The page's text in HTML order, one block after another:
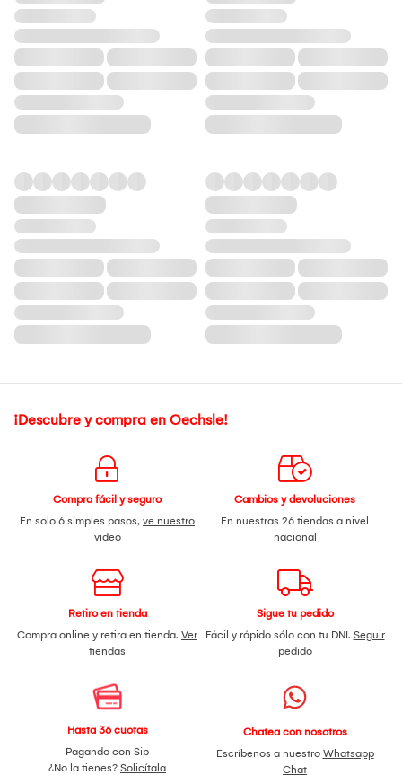
¡Descubre y compra en Oechsle!
Compra fácil y seguro
En solo 6 simples pasos, ve nuestro
video
Cambios y devoluciones
En nuestras 26 tiendas a nivel
nacional
Retiro en tienda
Compra online y retira en tienda. Ver
tiendas
Sigue tu pedido
Fácil y rápido sólo con tu DNI. Seguir
pedido
Hasta 36 cuotas
Pagando con Sip
¿No la tienes? Solicítala
Chatea con nosotros
Escríbenos a nuestro Whatsapp
Chat